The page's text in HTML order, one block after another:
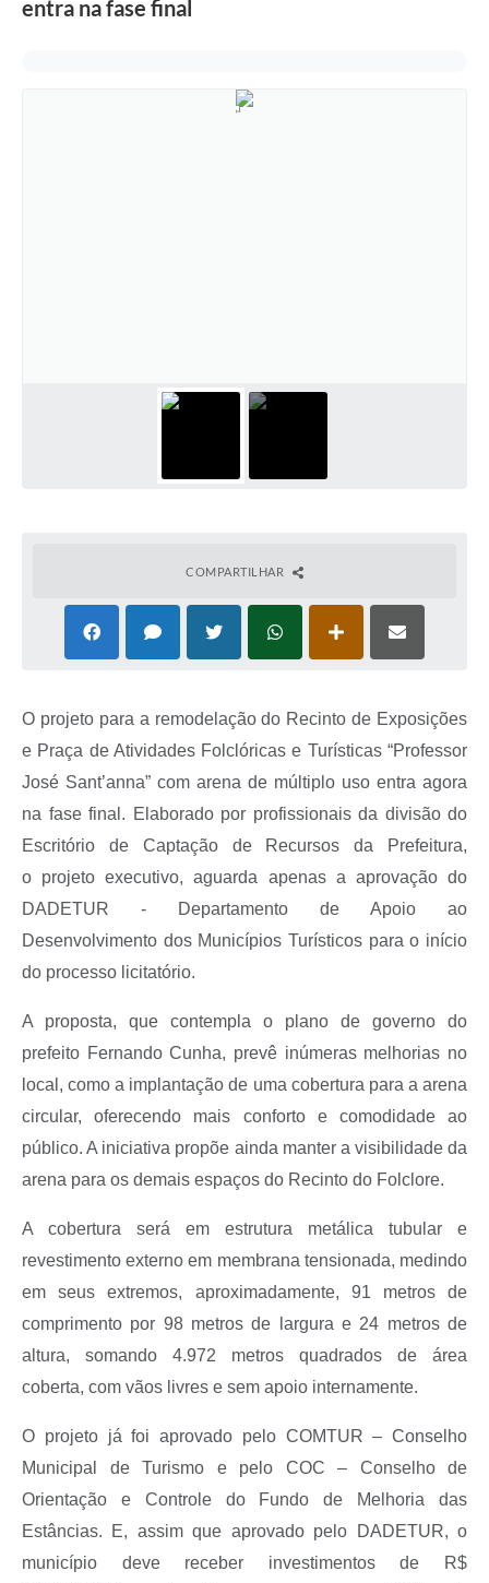
entra na fase final
COMPARTILHAR
O projeto para a remodelação do Recinto de Exposições
e Praça de Atividades Folclóricas e Turísticas “Professor
José Sant’anna” com arena de múltiplo uso entra agora
na fase final. Elaborado por profissionais da divisão do
Escritório de Captação de Recursos da Prefeitura,
o projeto executivo, aguarda apenas a aprovação do
DADETUR - Departamento de Apoio ao
Desenvolvimento dos Municípios Turísticos para o início
do processo licitatório.
A proposta, que contempla o plano de governo do
prefeito Fernando Cunha, prevê inúmeras melhorias no
local, como a implantação de uma cobertura para a arena
circular, oferecendo mais conforto e comodidade ao
público. A iniciativa propõe ainda manter a visibilidade da
arena para os demais espaços do Recinto do Folclore.
A cobertura será em estrutura metálica tubular e
revestimento externo em membrana tensionada, medindo
em seus extremos, aproximadamente, 91 metros de
comprimento por 98 metros de largura e 24 metros de
altura, somando 4.972 metros quadrados de área
coberta, com vãos livres e sem apoio internamente.
O projeto já foi aprovado pelo COMTUR – Conselho
Municipal de Turismo e pelo COC – Conselho de
Orientação e Controle do Fundo de Melhoria das
Estâncias. E, assim que aprovado pelo DADETUR, o
município deve receber investimentos de R$